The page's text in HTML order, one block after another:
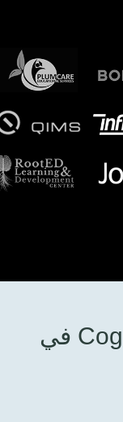
كيف يعمل برنامج CogniFit في